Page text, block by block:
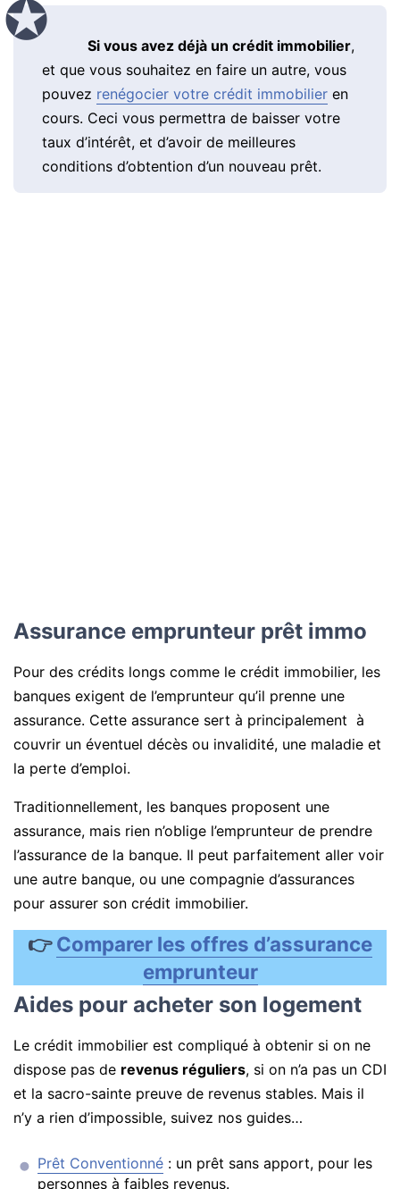
Si vous avez déjà un crédit immobilier,
et que vous souhaitez en faire un autre, vous
pouvez renégocier votre crédit immobilier en
cours. Ceci vous permettra de baisser votre
taux d’intérêt, et d’avoir de meilleures
conditions d’obtention d’un nouveau prêt.
Assurance emprunteur prêt immo
Pour des crédits longs comme le crédit immobilier, les
banques exigent de l’emprunteur qu’il prenne une
assurance. Cette assurance sert à principalement à
couvrir un éventuel décès ou invalidité, une maladie et
la perte d’emploi.
Traditionnellement, les banques proposent une
assurance, mais rien n’oblige l’emprunteur de prendre
l’assurance de la banque. Il peut parfaitement aller voir
une autre banque, ou une compagnie d’assurances
pour assurer son crédit immobilier.
👉Comparer les offres d’assurance
emprunteur
Aides pour acheter son logement
Le crédit immobilier est compliqué à obtenir si on ne
dispose pas de revenus réguliers, si on n’a pas un CDI
et la sacro-sainte preuve de revenus stables. Mais il
n’y a rien d’impossible, suivez nos guides…
Prêt Conventionné : un prêt sans apport, pour les
personnes à faibles revenus.